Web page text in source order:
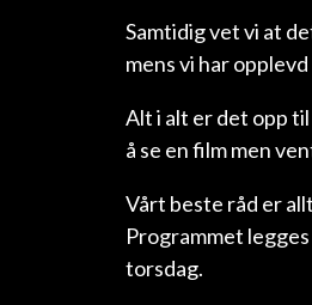
Samtidig vet vi at
mens vi har
Alt i alt er det opp
å se en film men
Vårt beste råd er
Programmet
torsdag.